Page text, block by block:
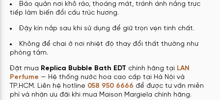
Bảo quản nơi khô ráo, thoáng mát, tránh ánh nắng trực
tiếp làm biến đổi cấu trúc hương.
Đậy kín nắp sau khi sử dụng để giữ trọn vẹn tinh chất.
Không để chai ở nơi nhiệt độ thay đổi thất thường như
phòng tắm.
Đặt mua Replica Bubble Bath EDT chính hãng tại LAN
Perfume — Hệ thống nước hoa cao cấp tại Hà Nội và
TP.HCM. Liên hệ hotline 058 950 6666 để được tư vấn miễn
phí và nhận ưu đãi khi mua Maison Margiela chính hãng.